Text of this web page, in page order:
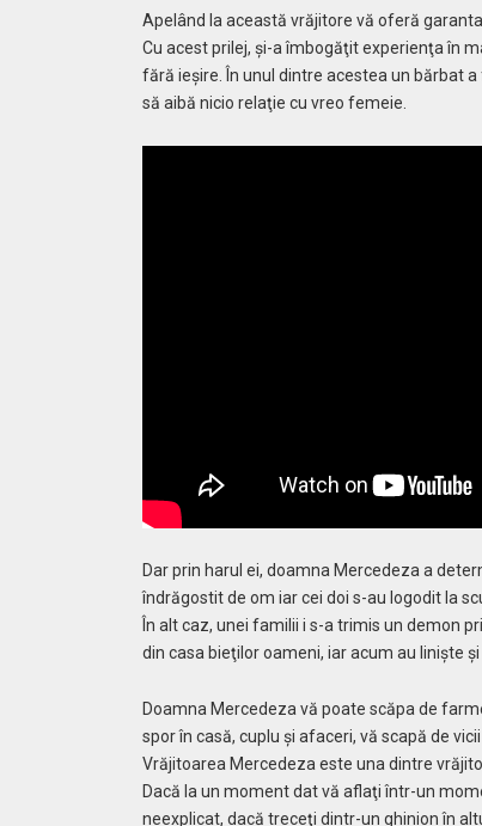
Apelând la această vrăjitore vă oferă
Cu acest prilej, şi-a îmbogăţit experienţa în
fără ieşire. În unul dintre acestea un bărbat
să aibă nicio relaţie cu vreo femeie.
Dar prin harul ei, doamna Mercedeza a
îndrăgostit de om iar cei doi s-au logodit la
În alt caz, unei familii i s-a trimis un demon
din casa bieţilor oameni, iar acum au linişte şi
Doamna Mercedeza vă poate scăpa de
spor în casă, cuplu şi afaceri, vă scapă de
Vrăjitoarea Mercedeza este una dintre
Dacă la un moment dat vă aflaţi într-un
neexplicat, dacă treceţi dintr-un ghinion în